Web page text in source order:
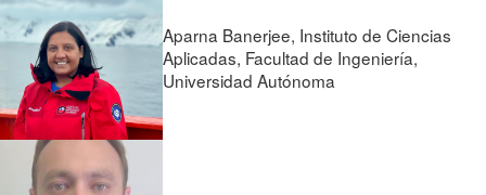
Aparna Banerjee, Instituto de Ciencias
Aplicadas, Facultad de Ingeniería,
Universidad Autónoma